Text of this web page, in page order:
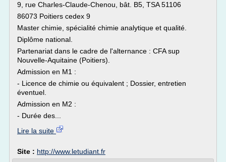
9, rue Charles-Claude-Chenou, bât. B5, TSA 51106
86073 Poitiers cedex 9
Master chimie, spécialité chimie analytique et qualité.
Diplôme national.
Partenariat dans le cadre de l'alternance : CFA sup
Nouvelle-Aquitaine (Poitiers).
Admission en M1 :
- Licence de chimie ou équivalent ; Dossier, entretien
éventuel.
Admission en M2 :
- Durée des...
Lire la suite
Site : http://www.letudiant.fr